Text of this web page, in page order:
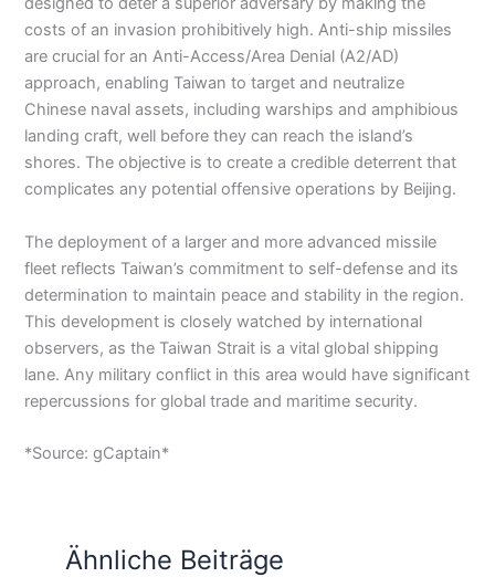
costs of an invasion prohibitively high. Anti-ship missiles
are crucial for an Anti-Access/Area Denial (A2/AD)
approach, enabling Taiwan to target and neutralize
Chinese naval assets, including warships and amphibious
landing craft, well before they can reach the island’s
shores. The objective is to create a credible deterrent that
complicates any potential offensive operations by Beijing.
The deployment of a larger and more advanced missile
fleet reflects Taiwan’s commitment to self-defense and its
determination to maintain peace and stability in the region.
This development is closely watched by international
observers, as the Taiwan Strait is a vital global shipping
lane. Any military conflict in this area would have significant
repercussions for global trade and maritime security.
*Source: gCaptain*
Ähnliche Beiträge